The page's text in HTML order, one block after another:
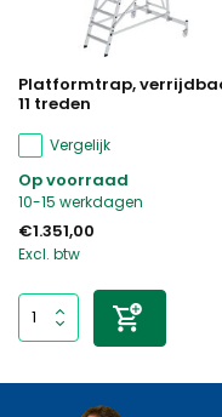
Platformtrap,
11 treden
Vergelijk
Op voorraad
10-15 werkdagen
€1.351,00
Excl. btw